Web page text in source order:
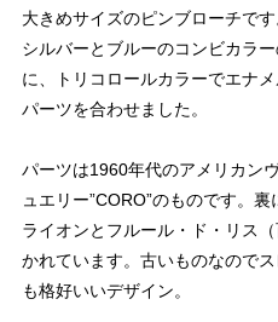
大きめサイズのピンブローチです
シルバーとブルーのコンビカラ
に、トリコロールカラーでエナ
パーツを合わせました。
パーツは1960年代のアメリカン
ュエリー”CORO”のものです。裏
ライオンとフルール・ド・リス
かれています。古いものなので
も格好いいデザイン。